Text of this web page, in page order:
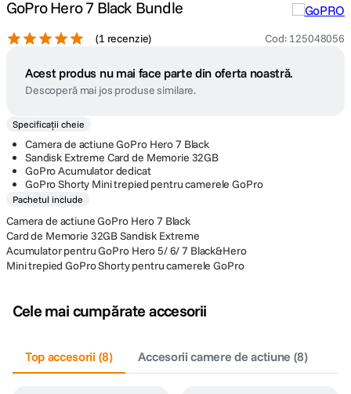
GoPro Hero 7 Black Bundle
(1 recenzie) Cod: 125048056
Acest produs nu mai face parte din oferta noastră.
Descoperă mai jos produse similare.
Specificații cheie
Camera de actiune GoPro Hero 7 Black
Sandisk Extreme Card de Memorie 32GB
GoPro Acumulator dedicat
GoPro Shorty Mini trepied pentru camerele GoPro
Pachetul include
Camera de actiune GoPro Hero 7 Black
Card de Memorie 32GB Sandisk Extreme
Acumulator pentru GoPro Hero 5/ 6/ 7 Black&Hero
Mini trepied GoPro Shorty pentru camerele GoPro
Cele mai cumpărate accesorii
Top accesorii (8) Accesorii camere de actiune (8)